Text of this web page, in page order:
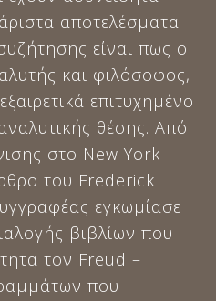
αποτελέσματα
είναι πως ο
και φιλόσοφος,
επιτυχημένο
θέσης. Από
στο New York
του Frederick
εγκωμίασε
βιβλίων που
τον Freud –
που